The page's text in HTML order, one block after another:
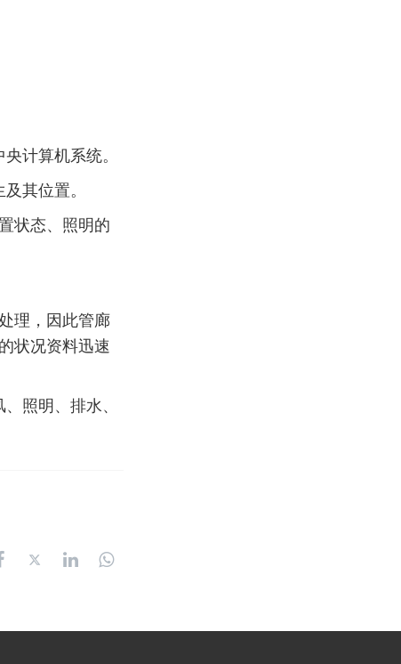
计算机系统。
其位置。
状态、照明的
理，因此管廊
状况资料迅速
照明、排水、